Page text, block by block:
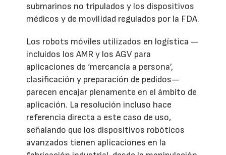
submarinos no tripulados y los dispositivos
médicos y de movilidad regulados por la FDA.
Los robots móviles utilizados en logística —
incluidos los AMR y los AGV para
aplicaciones de ‘mercancía a persona’,
clasificación y preparación de pedidos—
parecen encajar plenamente en el ámbito de
aplicación. La resolución incluso hace
referencia directa a este caso de uso,
señalando que los dispositivos robóticos
avanzados tienen aplicaciones en la